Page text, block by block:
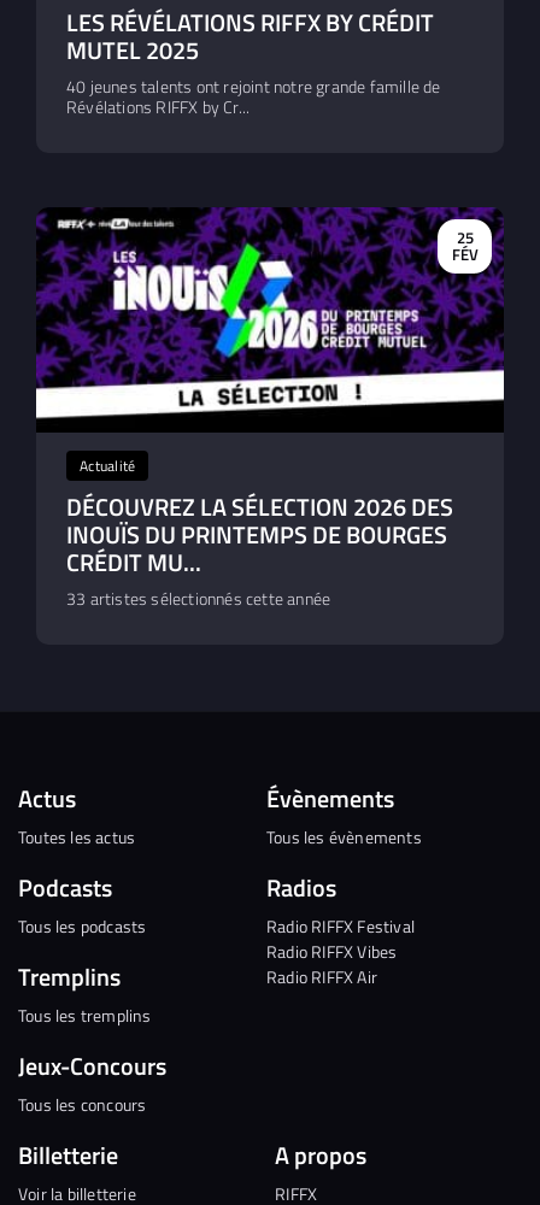
LES RÉVÉLATIONS RIFFX BY CRÉDIT
MUTEL 2025
40 jeunes talents ont rejoint notre grande famille de
Révélations RIFFX by Cr...
25
FÉV
Actualité
DÉCOUVREZ LA SÉLECTION 2026 DES
INOUÏS DU PRINTEMPS DE BOURGES
CRÉDIT MU...
33 artistes sélectionnés cette année
Actus
Toutes les actus
Podcasts
Tous les podcasts
Tremplins
Tous les tremplins
Jeux-Concours
Tous les concours
Évènements
Tous les évènements
Radios
Radio RIFFX Festival
Radio RIFFX Vibes
Radio RIFFX Air
Billetterie
Voir la billetterie
A propos
RIFFX